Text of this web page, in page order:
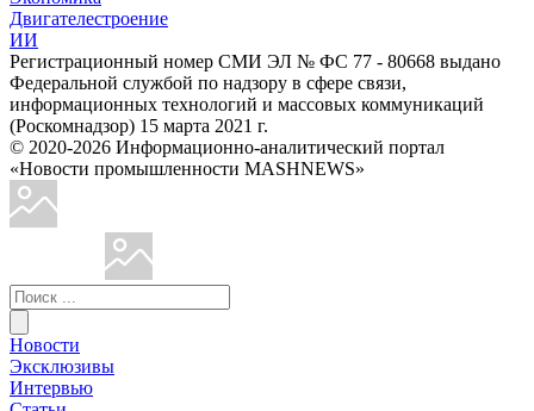
Двигателестроение
ИИ
Регистрационный номер СМИ ЭЛ № ФС 77 - 80668 выдано
Федеральной службой по надзору в сфере связи,
информационных технологий и массовых коммуникаций
(Роскомнадзор) 15 марта 2021 г.
© 2020-2026 Информационно-аналитический портал
«Новости промышленности MASHNEWS»
Новости
Эксклюзивы
Интервью